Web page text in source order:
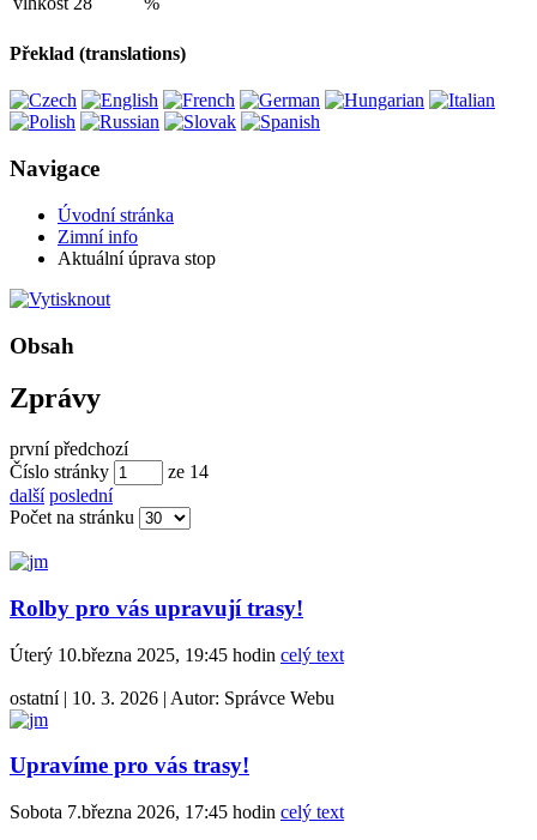
Překlad (translations)
Navigace
Úvodní stránka
Zimní info
Aktuální úprava stop
Obsah
Zprávy
první předchozí
Číslo stránky
ze 14
další poslední
Počet na stránku
Rolby pro vás upravují trasy!
Úterý 10.března 2025, 19:45 hodin celý text
ostatní | 10. 3. 2026 | Autor: Správce Webu
Upravíme pro vás trasy!
Sobota 7.března 2026, 17:45 hodin celý text